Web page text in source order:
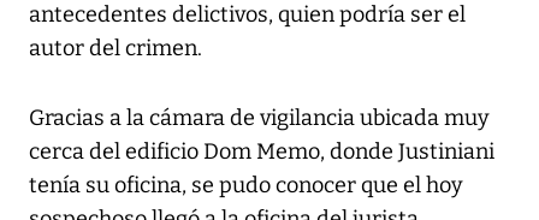
antecedentes delictivos, quien podría ser el
autor del crimen.
Gracias a la cámara de vigilancia ubicada muy
cerca del edificio Dom Memo, donde Justiniani
tenía su oficina, se pudo conocer que el hoy